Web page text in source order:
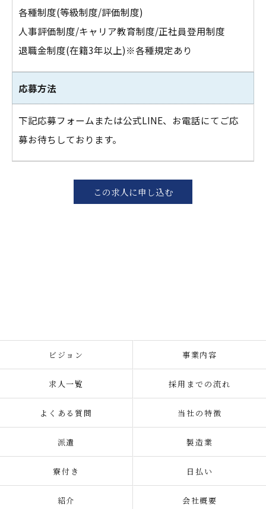
各種制度(等級制度/評価制度)
人事評価制度/キャリア教育制度/正社員登用制度
退職金制度(在籍3年以上)※各種規定あり
応募方法
下記応募フォームまたは公式LINE、お電話にてご応
募お待ちしております。
この求人に申し込む
ビジョン 事業内容
求人一覧 採用までの流れ
よくある質問 当社の特徴
派遣 製造業
寮付き 日払い
紹介 会社概要